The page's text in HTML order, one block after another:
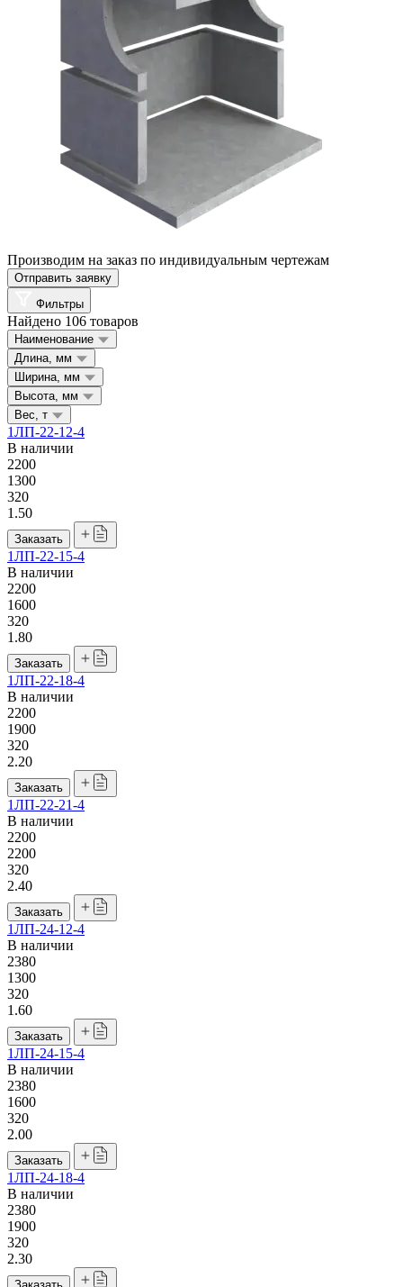
Производим на заказ по индивидуальным чертежам
Отправить заявку
Фильтры
Найдено 106 товаров
Наименование
Длина, мм
Ширина, мм
Высота, мм
Вес, т
1ЛП-22-12-4
В наличии
2200
1300
320
1.50
Заказать
1ЛП-22-15-4
В наличии
2200
1600
320
1.80
Заказать
1ЛП-22-18-4
В наличии
2200
1900
320
2.20
Заказать
1ЛП-22-21-4
В наличии
2200
2200
320
2.40
Заказать
1ЛП-24-12-4
В наличии
2380
1300
320
1.60
Заказать
1ЛП-24-15-4
В наличии
2380
1600
320
2.00
Заказать
1ЛП-24-18-4
В наличии
2380
1900
320
2.30